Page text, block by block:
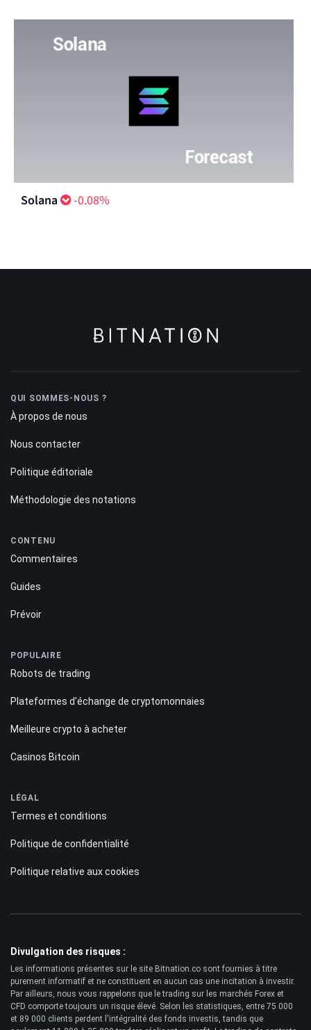
Solana -0.08%
QUI SOMMES-NOUS ?
À propos de nous
Nous contacter
Politique éditoriale
Méthodologie des notations
CONTENU
Commentaires
Guides
Prévoir
POPULAIRE
Robots de trading
Plateformes d'échange de cryptomonnaies
Meilleure crypto à acheter
Casinos Bitcoin
LÉGAL
Termes et conditions
Politique de confidentialité
Politique relative aux cookies
Divulgation des risques :
Les informations présentes sur le site Bitnation.co sont fournies à titre
purement informatif et ne constituent en aucun cas une incitation à investir.
Par ailleurs, nous vous rappelons que le trading sur les marchés Forex et
CFD comporte toujours un risque élevé. Selon les statistiques, entre 75 000
et 89 000 clients perdent l'intégralité des fonds investis, tandis que